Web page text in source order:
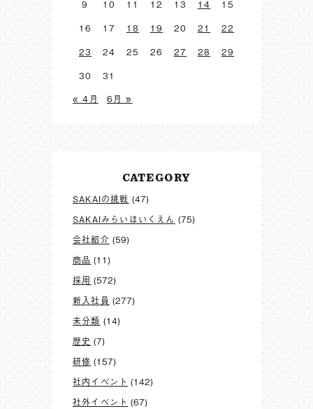
9
10 11 12 13 14
15
16
17 18 19 20 21
22
23
24 25 26 27 28
29
30
31
« 4月
6月 »
CATEGORY
SAKAIの挑戦 (47)
SAKAIみらいほいくえん (75)
会社紹介 (59)
商品 (11)
採用 (572)
新入社員 (277)
未分類 (14)
歴史 (7)
研修 (157)
社内イベント (142)
社外イベント (67)